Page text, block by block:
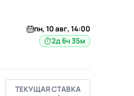
пн, 10 авг, 14:00
2д 6ч 35м
ТЕКУЩАЯ СТАВКА